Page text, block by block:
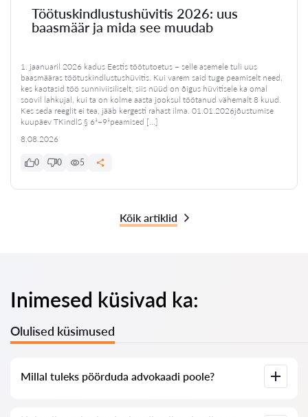
Töötuskindlustushüvitis 2026: uus
baasmäär ja mida see muudab
1. jaanuaril 2026 kadus Eestis töötutoetus – selle asemele tuli uus
baasmääras töötuskindlustushüvitis. Kui varem said tuge peamiselt need,
kes kaotasid töö sunniviisiliselt, siis nüüd on õigus hüvitisele ka omal
soovil lahkujal, kui ta on kolme aasta jooksul töötanud vähemalt 8 kuud.
Kes seda reeglit ei tea, jääb kergesti rahast ilma. 01.01.2026jõustumise
kuupäev TKindlS § 6¹–9¹peamised […]
8.08.2026
0 0 5
Kõik artiklid
Inimesed küsivad ka:
Olulised küsimused
Millal tuleks pöörduda advokaadi poole?